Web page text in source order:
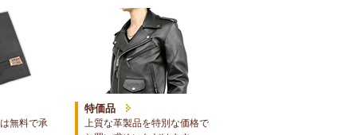
無料で承
特価品
上質な革製品を特別な価格で